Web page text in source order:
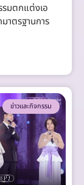
มตกแต่งเอ
าตรฐานการ
ข่าวและกิจกรรม